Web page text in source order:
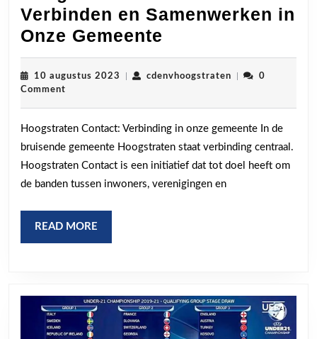
Verbinden en Samenwerken in
Onze Gemeente
Contact:
Verbinden
Samenwerken
in
Onze
Gemeente
10 augustus 2023 10
cdenvhoogstratencdenvhoogstraten
0
Comment
Hoogstraten Contact: Verbinding in onze gemeente In de
bruisende gemeente Hoogstraten staat verbinding centraal.
Hoogstraten Contact is een initiatief dat tot doel heeft om
de banden tussen inwoners, verenigingen en
READ MORE
MORE